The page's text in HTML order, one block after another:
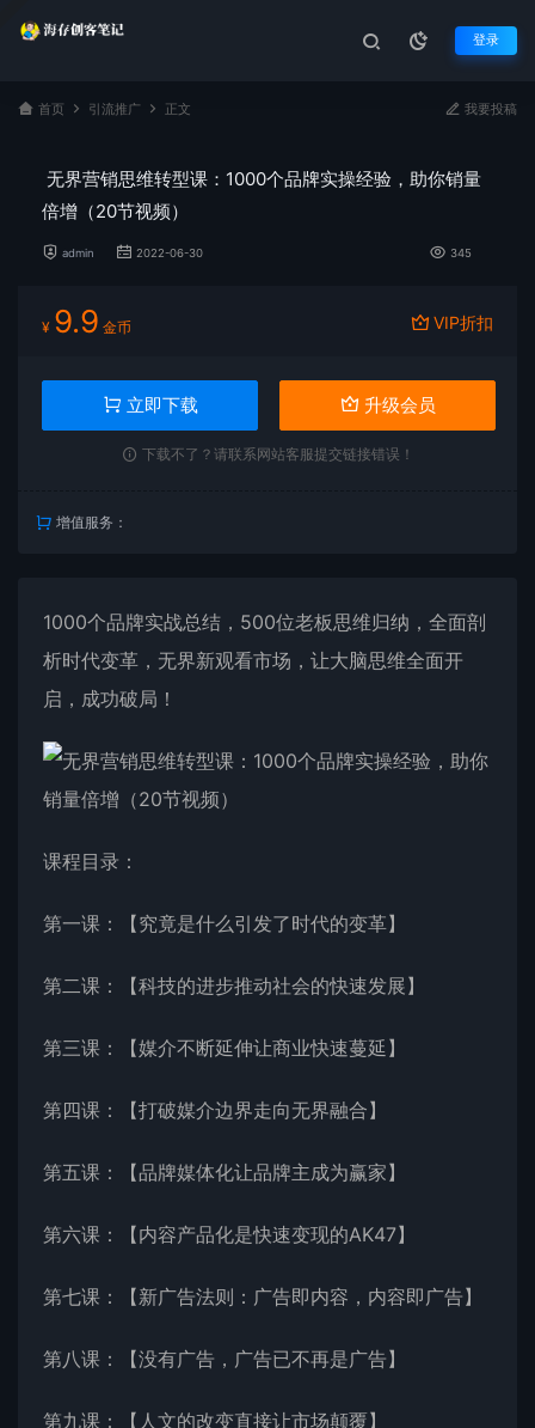
登录
首页 引流推广 正文 我要投稿
无界营销思维转型课：1000个品牌实操经验，助你销量
倍增（20节视频）
admin 2022-06-30 345
¥ 9.9 金币 VIP折扣
立即下载 升级会员
下载不了？请联系网站客服提交链接错误！
增值服务：
1000个品牌实战总结，500位老板思维归纳，全面剖
析时代变革，无界新观看市场，让大脑思维全面开
启，成功破局！
课程目录：
第一课：【究竟是什么引发了时代的变革】
第二课：【科技的进步推动社会的快速发展】
第三课：【媒介不断延伸让商业快速蔓延】
第四课：【打破媒介边界走向无界融合】
第五课：【品牌媒体化让品牌主成为赢家】
第六课：【内容产品化是快速变现的AK47】
第七课：【新广告法则：广告即内容，内容即广告】
第八课：【没有广告，广告已不再是广告】
第九课：【人文的改变直接让市场颠覆】